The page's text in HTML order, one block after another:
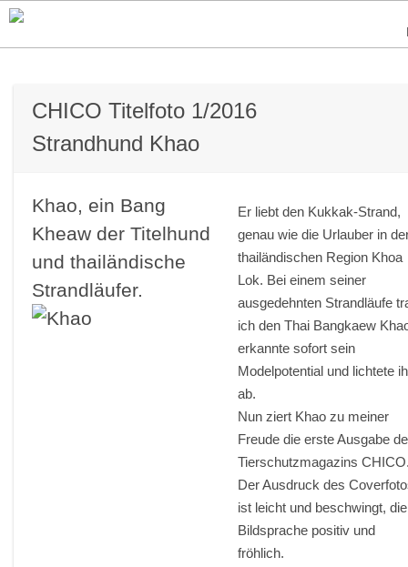
CHICO Titelfoto 1/2016
Strandhund Khao
Khao, ein Bang
Kheaw der Titelhund
und thailändische
Strandläufer.
Er liebt den Kukkak-Strand,
genau wie die Urlauber in
thailändischen Region Khoa
Lok. Bei einem seiner
ausgedehnten Strandläufe
ich den Thai Bangkaew
erkannte sofort sein
Modelpotential und lichtete
ab.
Nun ziert Khao zu meiner
Freude die erste Ausgabe
Tierschutzmagazins
Der Ausdruck des
ist leicht und beschwingt, die
Bildsprache positiv und
fröhlich.